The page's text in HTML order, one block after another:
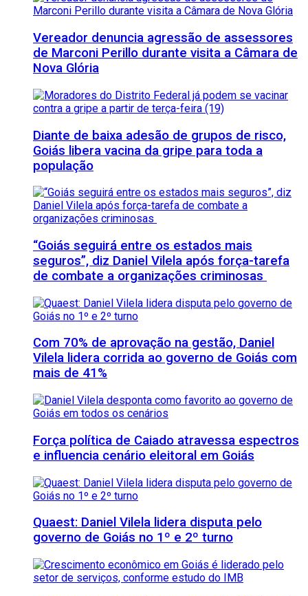
Vereador denuncia agressão de assessores
de Marconi Perillo durante visita a Câmara de
Nova Glória
Diante de baixa adesão de grupos de risco,
Goiás libera vacina da gripe para toda a
população
“Goiás seguirá entre os estados mais
seguros”, diz Daniel Vilela após força-tarefa
de combate a organizações criminosas
Com 70% de aprovação na gestão, Daniel
Vilela lidera corrida ao governo de Goiás com
mais de 41%
Força política de Caiado atravessa espectros
e influencia cenário eleitoral em Goiás
Quaest: Daniel Vilela lidera disputa pelo
governo de Goiás no 1º e 2º turno